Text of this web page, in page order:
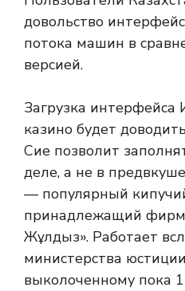
довольство
потока машин в
версией.
Загрузка интерфейса
казино будет
Сие позволит
деле, а не в
— популярный
принадлежащий
Жұлдыз». Работает
министерства
выколоченному пока